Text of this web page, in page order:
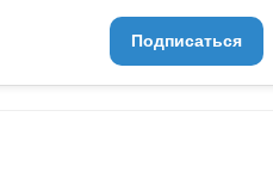
Подписаться